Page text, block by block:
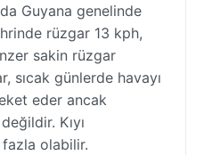
Guyana genelinde
rüzgar 13 kph,
sakin rüzgar
sıcak günlerde havayı
eder ancak
Kıyı
olabilir.